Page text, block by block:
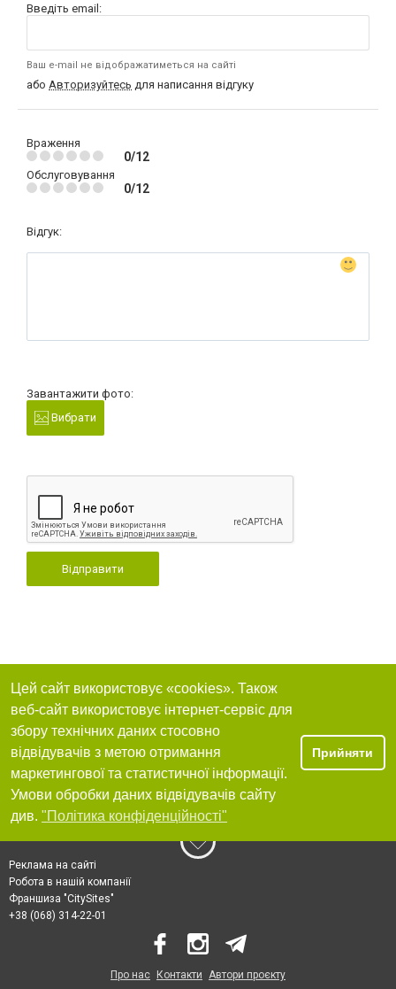
Введіть email:
Ваш e-mail не відображатиметься на сайті
або Авторизуйтесь для написання відгуку
Враження
0/12
Обслуговування
0/12
Відгук:
Завантажити фото:
Вибрати
Відправити
Цей сайт використовує «cookies». Також
веб-сайт використовує інтернет-сервіс для
збору технічних даних стосовно
відвідувачів з метою отримання
маркетингової та статистичної інформації.
Умови обробки даних відвідувачів сайту
див. "Політика конфіденційності"
Прийняти
Реклама на сайті
Робота в нашій компанії
Франшиза "CitySites"
+38 (068) 314-22-01
Про нас Контакти Автори проєкту